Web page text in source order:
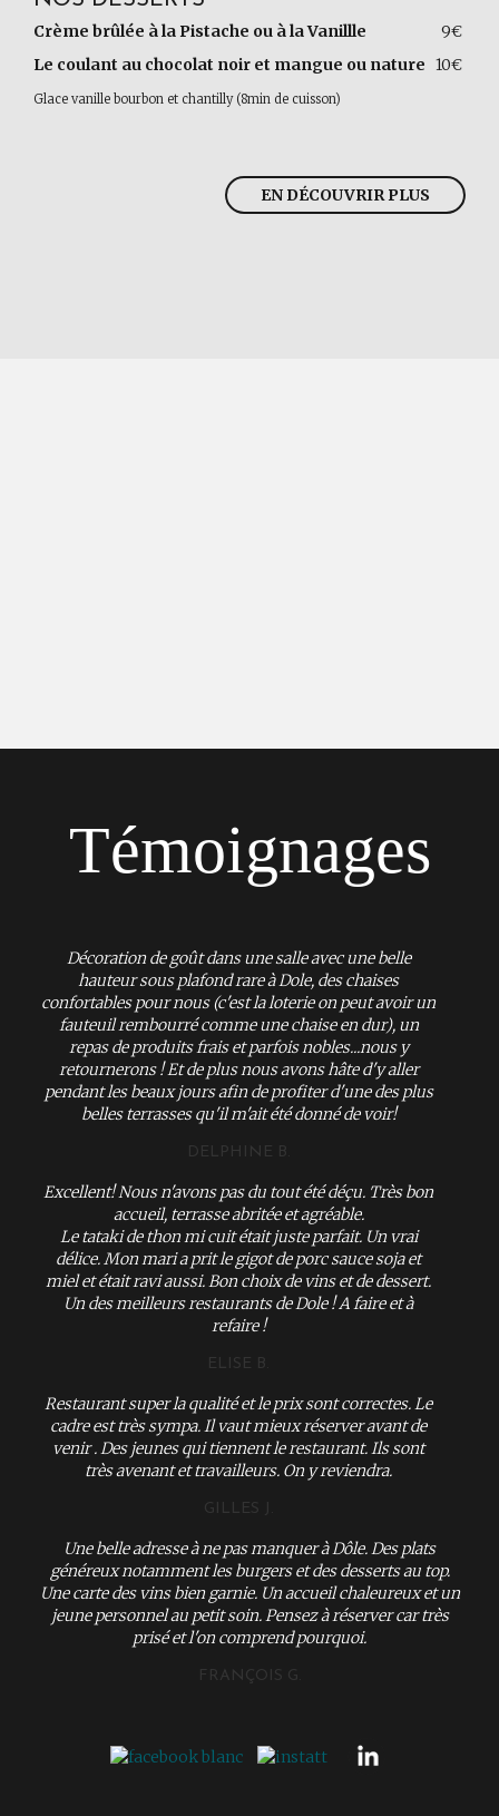
Crème brûlée à la Pistache ou à la Vanillle
9€
Le coulant au chocolat noir et mangue ou nature
Glace vanille bourbon et chantilly (8min de cuisson)
10€
EN DÉCOUVRIR PLUS
Témoignages
Décoration de goût dans une salle avec une belle
hauteur sous plafond rare à Dole, des chaises
confortables pour nous (c'est la loterie on peut avoir un
fauteuil rembourré comme une chaise en dur), un
repas de produits frais et parfois nobles...nous y
retournerons ! Et de plus nous avons hâte d'y aller
pendant les beaux jours afin de profiter d'une des plus
belles terrasses qu'il m'ait été donné de voir!
DELPHINE B.
Excellent! Nous n'avons pas du tout été déçu. Très bon
accueil, terrasse abritée et agréable.
Le tataki de thon mi cuit était juste parfait. Un vrai
délice. Mon mari a prit le gigot de porc sauce soja et
miel et était ravi aussi. Bon choix de vins et de dessert.
Un des meilleurs restaurants de Dole ! A faire et à
refaire !
ELISE B.
Restaurant super la qualité et le prix sont correctes. Le
cadre est très sympa. Il vaut mieux réserver avant de
venir . Des jeunes qui tiennent le restaurant. Ils sont
très avenant et travailleurs. On y reviendra.
GILLES J.
Une belle adresse à ne pas manquer à Dôle. Des plats
généreux notamment les burgers et des desserts au top.
Une carte des vins bien garnie. Un accueil chaleureux et un
jeune personnel au petit soin. Pensez à réserver car très
prisé et l'on comprend pourquoi.
FRANÇOIS G.